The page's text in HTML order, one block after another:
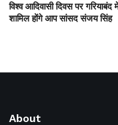
विश्व आदिवासी दिवस पर
शामिल होंगे आप सांसद संजय सिंह
About